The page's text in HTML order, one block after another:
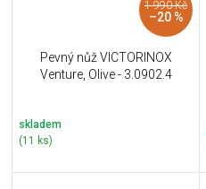
1 990 Kč
–20 %
Pevný nůž VICTORINOX
Venture, Olive - 3.0902.4
skladem
(11 ks)